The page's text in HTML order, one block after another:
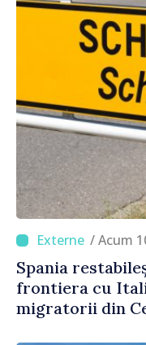
/ Acum
Spania
frontiera cu
migratorii din